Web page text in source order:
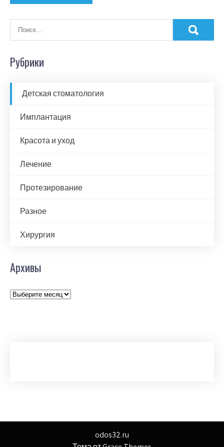
Рубрики
Детская стоматология
Имплантация
Красота и уход
Лечение
Протезирование
Разное
Хирургия
Архивы
Архивы
odos32.ru